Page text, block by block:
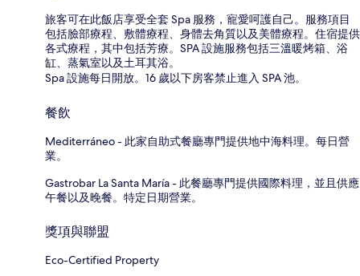
旅客可在此飯店享受全套 Spa 服務，寵愛呵護自己。服務項目
包括臉部療程、敷體療程、身體去角質以及美體療程。住宿提供
各式療程，其中包括芳療。SPA 設施服務包括三溫暖烤箱、浴
缸、蒸氣室以及土耳其浴。
Spa 設施每日開放。16 歲以下房客禁止進入 SPA 池。
餐飲
Mediterráneo - 此家自助式餐廳專門提供地中海料理。每日營
業。
Gastrobar La Santa María - 此餐廳專門提供國際料理，並且供應
午餐以及晚餐。特定日期營業。
獎項與聯盟
Eco-Certified Property